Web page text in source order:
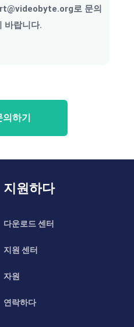
로 문의
바랍니다.
의하기
지원하다
다운로드 센터
지원 센터
자원
연락하다